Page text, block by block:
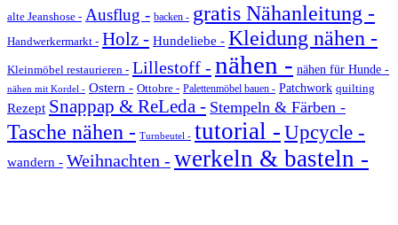
alte Jeanshose - Ausflug - backen - gratis Nähanleitung -
Handwerkermarkt - Holz - Hundeliebe - Kleidung nähen -
Kleinmöbel restaurieren - Lillestoff - nähen - nähen für Hunde -
nähen mit Kordel - Ostern - Ottobre - Palettenmöbel bauen - Patchwork quilting
Rezept Snappap & ReLeda - Stempeln & Färben -
Tasche nähen - Turnbeutel - tutorial -Upcycle -
wandern - Weihnachten - werkeln & basteln -